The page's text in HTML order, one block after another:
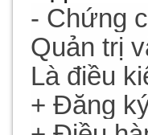
- Chứng
Quản trị
Là điều
+Đăng